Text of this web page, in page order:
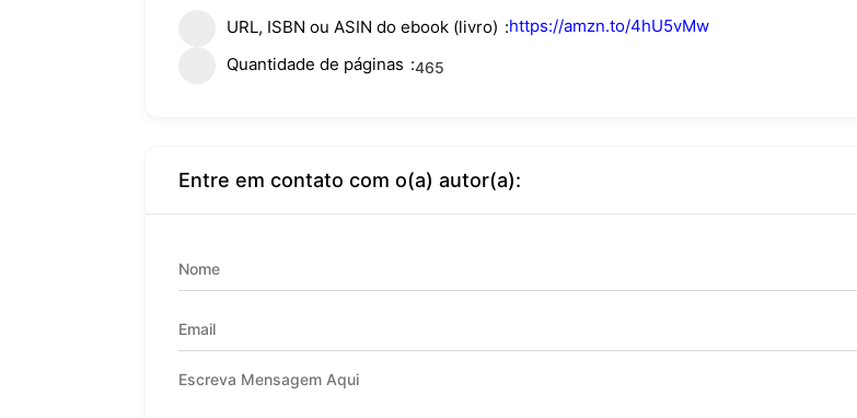
URL, ISBN ou ASIN do ebook (livro)
https://amzn.to/4hU5vMw
Quantidade de páginas
465
Entre em contato com o(a) autor(a):